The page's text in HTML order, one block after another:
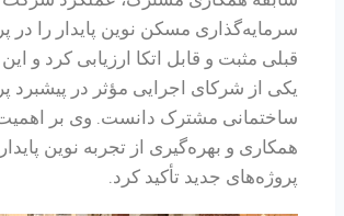
سرمایه‌گذاری مسکن نوین پایدار را در
قبلی مثبت و قابل اتکا ارزیابی کرد و
یکی از شرکای اجرایی مؤثر در پیشبرد
ساختمانی مشترک دانست. وی بر اهمیت
همکاری و بهره‌گیری از تجربه نوین
پروژه‌های جدید تأکید کرد.